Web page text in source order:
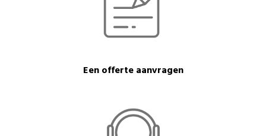
Een offerte aanvragen